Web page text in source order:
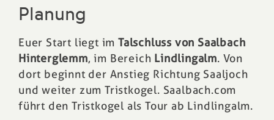
Planung
Euer Start liegt im Talschluss von Saalbach
Hinterglemm, im Bereich Lindlingalm. Von
dort beginnt der Anstieg Richtung Saaljoch
und weiter zum Tristkogel. Saalbach.com
führt den Tristkogel als Tour ab Lindlingalm.